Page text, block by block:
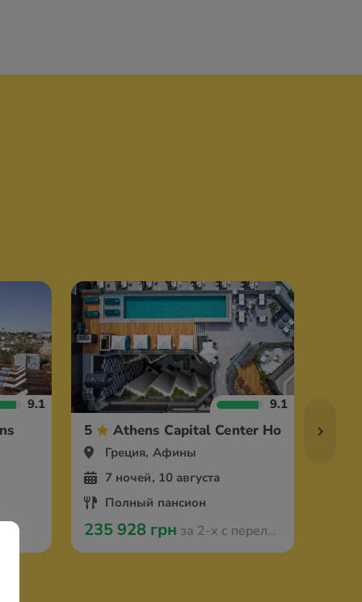
9.1 9.1
5 Athens Capital Center Hotel
Греция, Афины
7 ночей, 10 августа
Полный пансион
235 928 грн за 2-х с перелётом из Кишинева